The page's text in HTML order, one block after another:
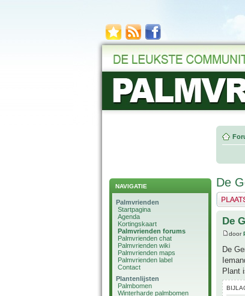
NAVIGATIE
Palmvrienden
Startpagina
Agenda
Kortingskaart
Palmvrienden forums
Palmvrienden chat
Palmvrienden wiki
Palmvrienden maps
Palmvrienden label
Contact
Plantenlijsten
Palmbomen
Winterharde palmbomen
De
Plaats
De
door
De
Plant